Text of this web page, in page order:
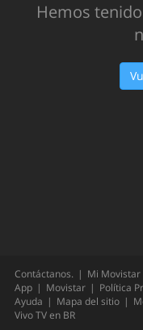
Hemos
Contáctanos. Mi Movistar
App
Movistar Política
Ayuda
Mapa del sitio
Vivo TV en BR